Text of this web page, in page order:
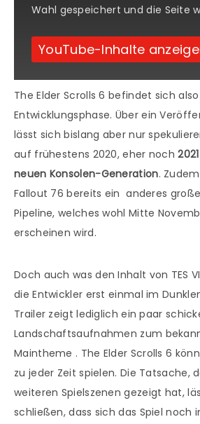
Wahl gespeichert und die Seite
YouTube-Inhalte
The Elder Scrolls 6 befindet sich
Entwicklungsphase. Über ein
lässt sich bislang aber nur
auf frühestens 2020, eher noch
neuen Konsolen-Generation.
Fallout 76 bereits ein anderes
Pipeline, welches wohl Mitte
erscheinen wird.
Doch auch was den Inhalt von TES
die Entwickler erst einmal im
Trailer zeigt lediglich ein paar
Landschaftsaufnahmen zum
Maintheme . The Elder Scrolls 6
zu jeder Zeit spielen. Die Tatsache,
weiteren Spielszenen gezeigt hat,
schließen, dass sich das Spiel noch